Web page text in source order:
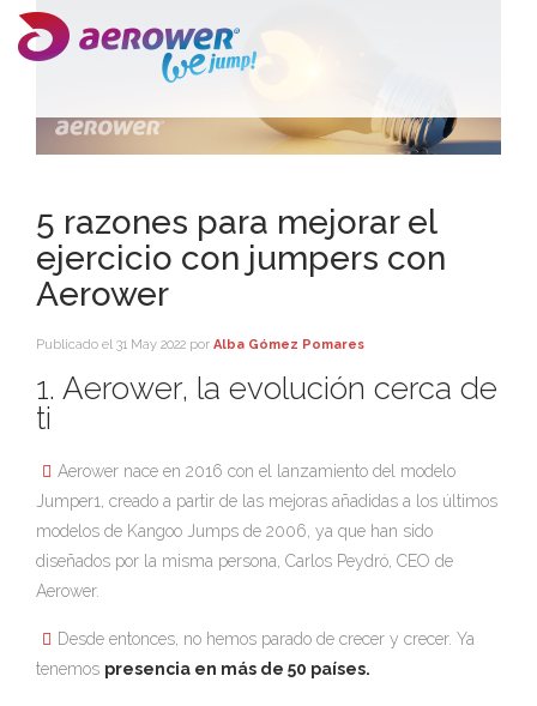
5 razones para mejorar el
ejercicio con jumpers con
Aerower
Publicado el 31 May 2022 por Alba Gómez Pomares
1. Aerower, la evolución cerca de
ti
Aerower nace en 2016 con el lanzamiento del modelo
Jumper1, creado a partir de las mejoras añadidas a los últimos
modelos de Kangoo Jumps de 2006, ya que han sido
diseñados por la misma persona, Carlos Peydró, CEO de
Aerower.
Desde entonces, no hemos parado de crecer y crecer. Ya
tenemos presencia en más de 50 países.